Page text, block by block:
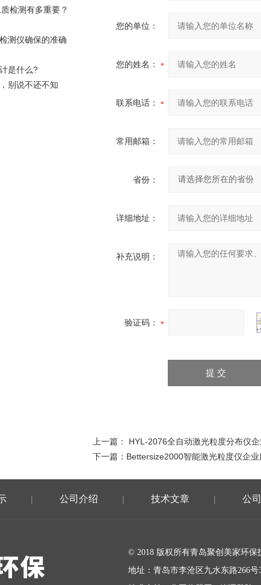
您的单位：
您的姓名：
联系电话：
常用邮箱：
省份：
详细地址：
补充说明：
验证码：
上一篇： HYL-2076全自动激光粒度分布仪
下一篇： Bettersize2000智能激光粒度仪企业
检测有多重要？
测仪确保的准确
是什么?
别说不还不知
| 公司介绍 | 技术文章 | 公
© 2018 版权所有青岛聚创美家环保
地址：青岛市李沧区九水东路266号